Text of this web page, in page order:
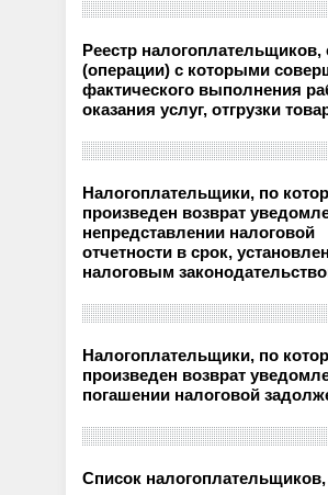
Реестр налогоплательщиков,
(операции) с которыми
фактического выполнения
оказания услуг, отгрузки
Налогоплательщики, по
произведен возврат
непредставлении налоговой
отчетности в срок,
налоговым
Налогоплательщики, по
произведен возврат
погашении налоговой
Список